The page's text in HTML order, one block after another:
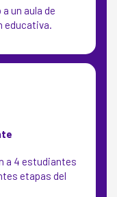
un aula de
educativa.
a 4 estudiantes
etapas del